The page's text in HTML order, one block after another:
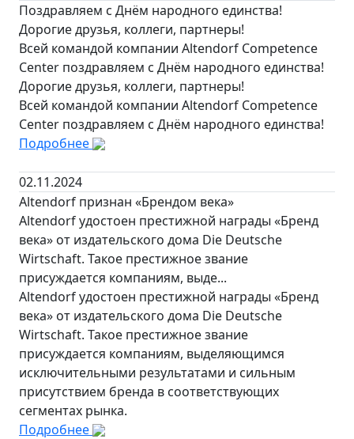
Поздравляем с Днём народного единства!
Дорогие друзья, коллеги, партнеры!
Всей командой компании Altendorf Competence
Center поздравляем с Днём народного единства!
Дорогие друзья, коллеги, партнеры!
Всей командой компании Altendorf Competence
Center поздравляем с Днём народного единства!
Подробнее
02.11.2024
Altendorf признан «Брендом века»
Altendorf удостоен престижной награды «Бренд
века» от издательского дома Die Deutsche
Wirtschaft. Такое престижное звание
присуждается компаниям, выде...
Altendorf удостоен престижной награды «Бренд
века» от издательского дома Die Deutsche
Wirtschaft. Такое престижное звание
присуждается компаниям, выделяющимся
исключительными результатами и сильным
присутствием бренда в соответствующих
сегментах рынка.
Подробнее